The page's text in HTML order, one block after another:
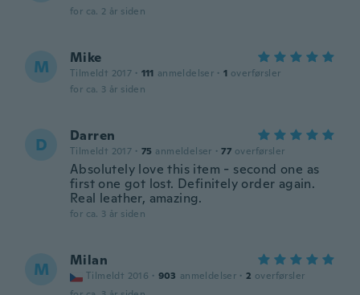
for ca. 2 år siden
M Mike
Tilmeldt 2017 · 111 anmeldelser · 1 overførsler
for ca. 3 år siden
D Darren
Tilmeldt 2017 · 75 anmeldelser · 77 overførsler
Absolutely love this item - second one as
first one got lost. Definitely order again.
Real leather, amazing.
for ca. 3 år siden
M Milan
Tilmeldt 2016 · 903 anmeldelser · 2 overførsler